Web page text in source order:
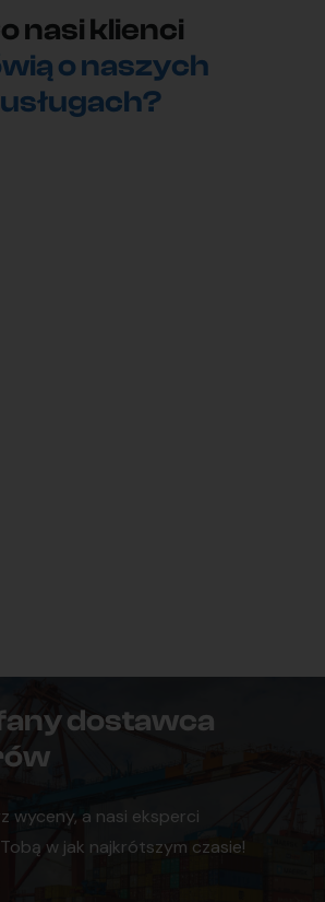
nasi klienci
o naszych
usługach?
dostawca
wyceny, a nasi eksperci
w jak najkrótszym czasie!